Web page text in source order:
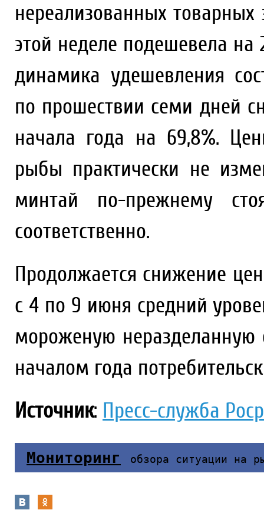
нереализованных товарных
этой неделе подешевела на
динамика удешевления
по прошествии семи дней
начала года на 69,8%.
рыбы практически не
минтай по-прежнему
соответственно.
Продолжается снижение
с 4 по 9 июня средний
мороженую неразделанную
началом года
Источник: Пресс-служба
Мониторинг обзора ситуации на